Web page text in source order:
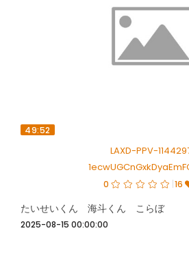
49:52
LAXD-PPV-
0 16
2025-08-15 00:00:00
たいせいくん 海斗くん こらぼ